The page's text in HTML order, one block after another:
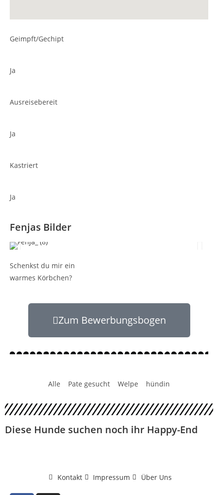
Geimpft/Gechipt
Ja
Ausreisebereit
Ja
Kastriert
Ja
Fenjas Bilder
Schenkst du mir ein
warmes Körbchen?
Zum Bewerbungsbogen
Diese Hunde suchen noch ihr Happy-End
Alle Pate gesucht Welpe hündin
Kontakt Impressum Über Uns